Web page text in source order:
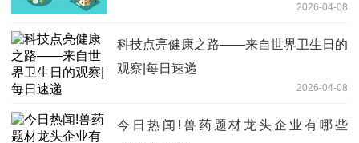
2026-04-08
科技点亮健康之路——来自世界卫生日的
观察|每日速递
2026-04-08
今日热闻!兽药题材龙头企业有哪些